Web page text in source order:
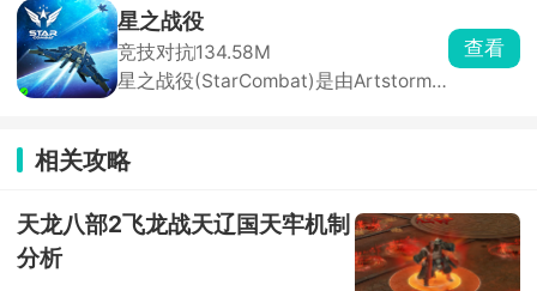
风，2D横版卷轴玩法搭配极佳的打击感
与操作感。你将扮演暗影忍者超级英
雄，角色由不同颜色的光与暗影组成，
手持武士刀闯入黑暗世界，铲除邪恶、
星之战役
竞技对抗134.58M
星之战役(StarCombat)是由Artstorm
术，搭配环绕音效，带来身临其境的太
空飞行体验。你将驾驶多用途太空战机
开激烈军事冲突。
查看
相关攻略
天龙八部2飞龙战天辽国天牢机制
分析